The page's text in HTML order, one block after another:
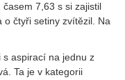
7,63 s si zajistil
o čtyři setiny zvítězil. Na
s aspirací na jednu z
Ta je v kategorii